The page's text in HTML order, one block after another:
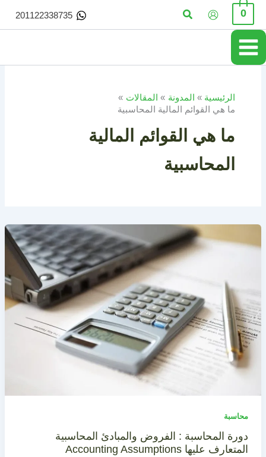
تخطي
المحتوى
0 البحث 201122338735
الرئيسية المدونة
المقالات
ما هي القوائم المالية المحاسبية
ما هي القوائم المالية
المحاسبية
محاسبة
دورة المحاسبة : الفروض والمبادئ المحاسبية
المتعارف عليها Accounting Assumptions